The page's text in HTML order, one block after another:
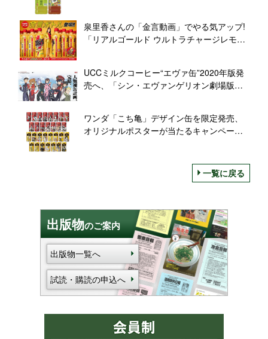
泉里香さんの「金言動画」でやる気アップ!
「リアルゴールド ウルトラチャージレモ
UCCミルクコーヒー“エヴァ缶”2020年版発
売へ、「シン・エヴァンゲリオン劇場版」
ワンダ「こち亀」デザイン缶を限定発売、
オリジナルポスターが当たるキャンペーン
一覧に戻る
出版物のご案内
出版物一覧へ
試読・購読の申込へ